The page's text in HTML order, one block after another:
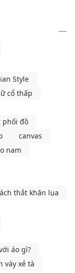
Style
cổ thấp
phối đồ
canvas
nam
thắt khăn lụa
áo gì?
váy xẻ tà